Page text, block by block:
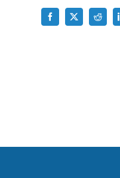
Facebook
X Reddit